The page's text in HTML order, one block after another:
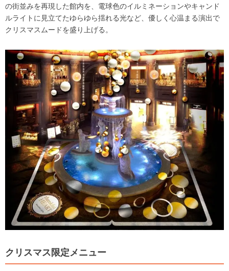
の街並みを再現した館内を、電球色のイルミネーションやキャンド
ルライトに見立てたゆらゆら揺れる光など、優しく心温まる演出で
クリスマスムードを盛り上げる。
クリスマス限定メニュー